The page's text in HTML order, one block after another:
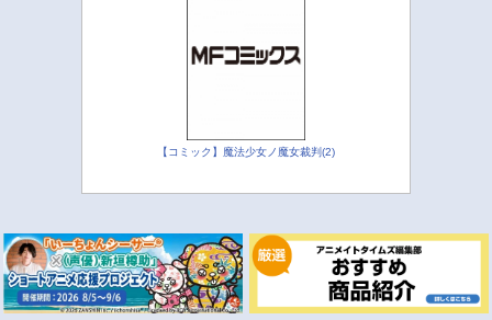
【コミック】魔法少女ノ魔女裁判(2)